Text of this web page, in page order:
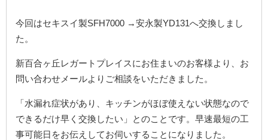
今回はセキスイ製SFH7000 →安永製YD131へ交換しまし
た。
新百合ヶ丘レガートプレイスにお住まいのお客様より、お
問い合わせメールよりご相談をいただきました。
「水漏れ症状があり、キッチンがほぼ使えない状態なので
できるだけ早く交換したい」とのことです。早速最短の工
事可能日をお伝えしてお伺いすることになりました。